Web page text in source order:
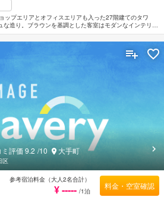
ップエリアとオフィスエリアも入った27階建てのタワ
な造り。ブラウンを基調とした客室はモダンなインテリア
ネット接続を完備し観光だけでなくビジネスでの利用に
クウ」で美しい夜景を眺めながら和的フレンチを堪能す
ミ評価9.2 /10 大手町
区
参考宿泊料金（大人2名合計）
¥ ----- /1泊
料金・空室確認